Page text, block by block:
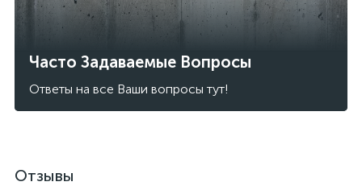
Часто Задаваемые Вопросы
Ответы на все Ваши вопросы тут!
Отзывы